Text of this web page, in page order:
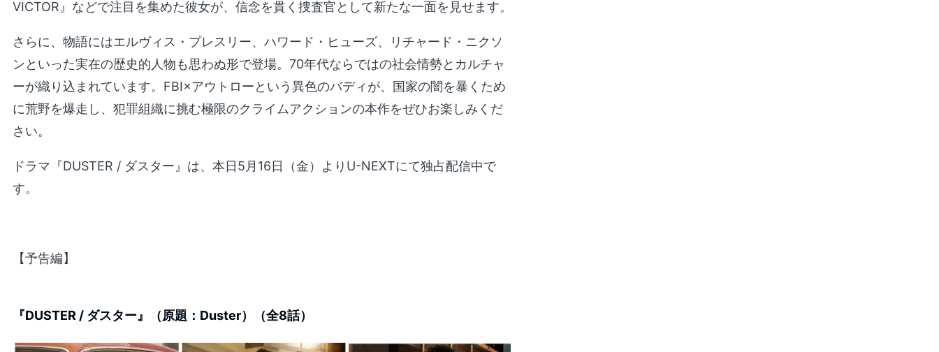
VICTOR』などで注目を集めた彼女が、信念を貫く捜査官として新たな一面を見せます。
さらに、物語にはエルヴィス・プレスリー、ハワード・ヒューズ、リチャード・ニクソ
ンといった実在の歴史的人物も思わぬ形で登場。70年代ならではの社会情勢とカルチャ
ーが織り込まれています。FBI×アウトローという異色のバディが、国家の闇を暴くため
に荒野を爆走し、犯罪組織に挑む極限のクライムアクションの本作をぜひお楽しみくだ
さい。
ドラマ『DUSTER / ダスター』は、本日5月16日（金）よりU-NEXTにて独占配信中で
す。
【予告編】
『DUSTER / ダスター』（原題：Duster）（全8話）